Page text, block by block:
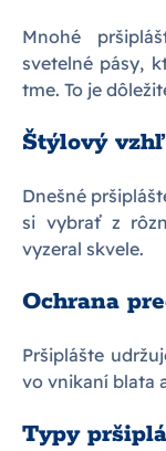
Mnohé
svetelné pásy,
tme. To je
Štýlový
Dnešné
si vybrať z
vyzeral skvele.
Ochrana
Pršiplášte
vo vnikaní blata
Typy